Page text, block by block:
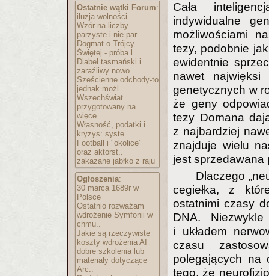
Ostatnie wątki Forum:
iluzja wolności
Wzór na liczby
parzyste i nie par..
Dogmat o Trójcy
Świętej - próba l..
Diabeł tasmański i
zaraźliwy nowo..
Sześcienne odchody-to
jednak możl..
Wszechświat
przygotowany na
więce..
Własność, podatki i
kryzys: syste..
Football i "okolice"
oraz aktorst..
zakazane jabłko z raju
Ogłoszenia:
30 marca 1689r w
Polsce
Ostatnio rozważam
wdrożenie Symfonii w
chmu..
Jakie są rzeczywiste
koszty wdrożenia AI
dobre szkolenia lub
materiały dotyczące
Arc..
Cała
indywidualne
możliwościami
tezy, podobnie
ewidentnie
nawet
genetycznych w
że geny
tezy Domana
z najbardziej
znajduje wielu
jest sprzedawana
Dlaczego
cegiełka, z
ostatnimi czasy
DNA.
i układem
czasu
polegających na
tego, że